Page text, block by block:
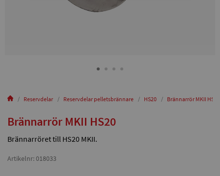
Reservdelar Reservdelar pelletsbrännare HS20 Brännarrör MKII HS20
Brännarrör MKII HS20
Brännarröret till HS20 MKII.
Artikelnr: 018033